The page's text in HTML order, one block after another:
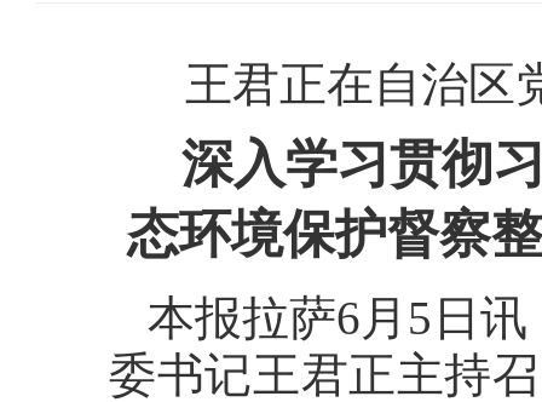
王君正在自治区
深入学习贯彻
态环境保护督察
本报拉萨6月5日
委书记王君正主持